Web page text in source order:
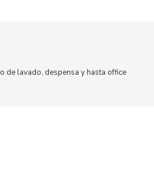
de lavado, despensa y hasta office